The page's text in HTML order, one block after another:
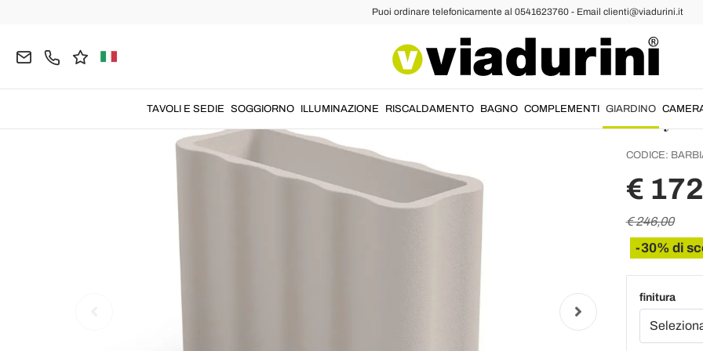
Puoi ordinare telefonicamente al 0541623760 - Email clienti@viadurini.it
TAVOLI E SEDIE SOGGIORNO ILLUMINAZIONE RISCALDAMENTO BAGNO COMPLEMENTI GIARDINO
Vaso
Italy -
CODICE:
€
€ 246,00
-30% di
finitura